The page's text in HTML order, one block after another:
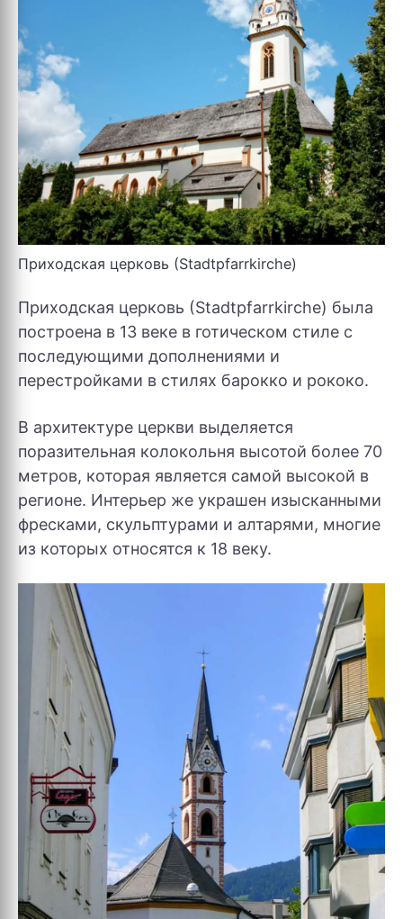
Приходская церковь (Stadtpfarrkirche)
Приходская церковь (Stadtpfarrkirche) была
построена в 13 веке в готическом стиле с
последующими дополнениями и
перестройками в стилях барокко и рококо.
В архитектуре церкви выделяется
поразительная колокольня высотой более 70
метров, которая является самой высокой в ​​
регионе. Интерьер же украшен изысканными
фресками, скульптурами и алтарями, многие
из которых относятся к 18 веку.